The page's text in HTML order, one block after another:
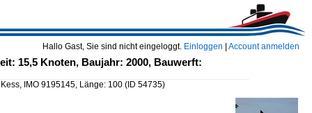
Hallo Gast, Sie sind nicht eingeloggt. Einloggen Account anmelden
15,5 Knoten, Baujahr: 2000, Bauwerft:
IMO 9195145, Länge: 100 (ID 54735)